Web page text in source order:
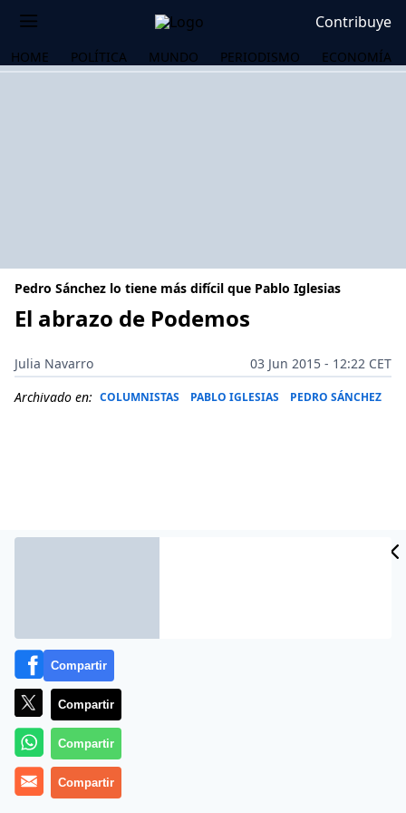
Contribuye
HOME POLÍTICA MUNDO PERIODISMO ECONOMÍA
Pedro Sánchez lo tiene más difícil que Pablo Iglesias
El abrazo de Podemos
Julia Navarro
03 Jun 2015 - 12:22 CET
Archivado en: COLUMNISTAS PABLO IGLESIAS PEDRO SÁNCHEZ
Más información
Compartir
Compartir
Compartir
Compartir